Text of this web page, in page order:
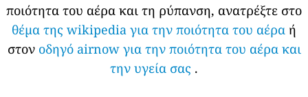
ποιότητα του αέρα και τη ρύπανση, ανατρέξτε στο
θέμα της wikipedia για την ποιότητα του αέρα ή
στον οδηγό airnow για την ποιότητα του αέρα και
την υγεία σας .